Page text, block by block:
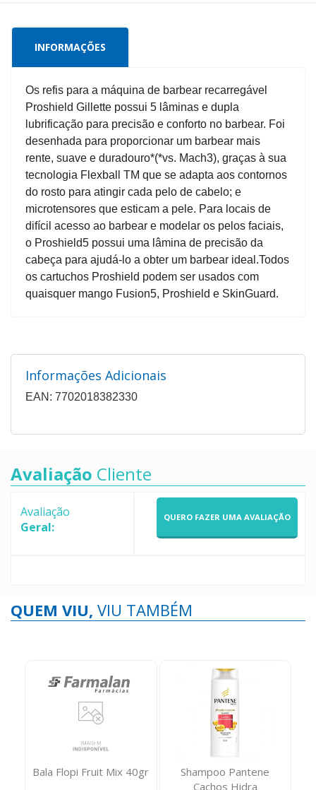
INFORMAÇÕES
Os refis para a máquina de barbear recarregável
Proshield Gillette possui 5 lâminas e dupla
lubrificação para precisão e conforto no barbear. Foi
desenhada para proporcionar um barbear mais
rente, suave e duradouro*(*vs. Mach3), graças à sua
tecnologia Flexball TM que se adapta aos contornos
do rosto para atingir cada pelo de cabelo; e
microtensores que esticam a pele. Para locais de
difícil acesso ao barbear e modelar os pelos faciais,
o Proshield5 possui uma lâmina de precisão da
cabeça para ajudá-lo a obter um barbear ideal.Todos
os cartuchos Proshield podem ser usados com
quaisquer mango Fusion5, Proshield e SkinGuard.
Informações Adicionais
EAN: 7702018382330
Avaliação Cliente
Avaliação
Geral:
QUERO FAZER UMA AVALIAÇÃO
QUEM VIU, VIU TAMBÉM
Shampoo Pantene
Escova de Dente Oral-B
5 Acoes Com Carvao